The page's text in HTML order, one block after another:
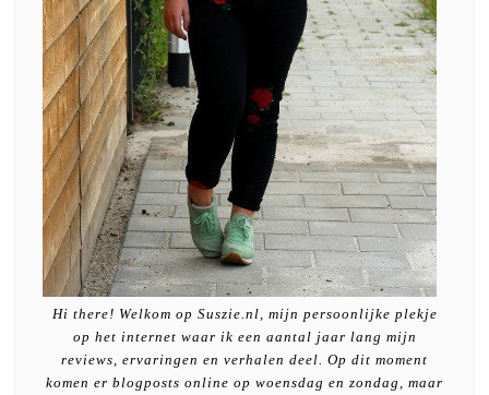
Hi there! Welkom op Suszie.nl, mijn persoonlijke plekje
op het internet waar ik een aantal jaar lang mijn
reviews, ervaringen en verhalen deel. Op dit moment
komen er blogposts online op woensdag en zondag, maar